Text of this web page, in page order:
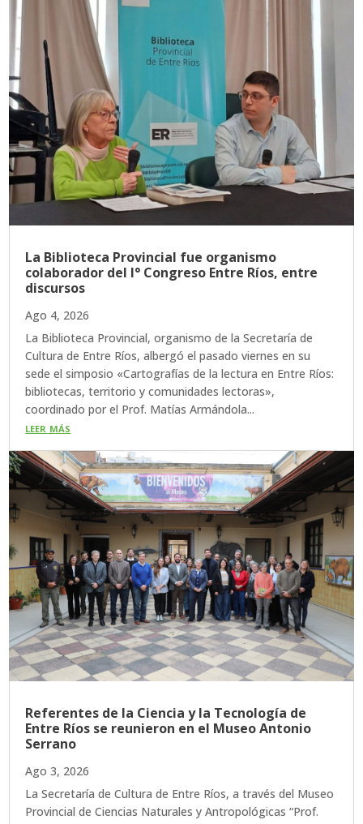
La Biblioteca Provincial fue organismo
colaborador del I° Congreso Entre Ríos, entre
discursos
Ago 4, 2026
La Biblioteca Provincial, organismo de la Secretaría de
Cultura de Entre Ríos, albergó el pasado viernes en su
sede el simposio «Cartografías de la lectura en Entre Ríos:
bibliotecas, territorio y comunidades lectoras»,
coordinado por el Prof. Matías Armándola...
leer más
Referentes de la Ciencia y la Tecnología de
Entre Ríos se reunieron en el Museo Antonio
Serrano
Ago 3, 2026
La Secretaría de Cultura de Entre Ríos, a través del Museo
Provincial de Ciencias Naturales y Antropológicas “Prof.